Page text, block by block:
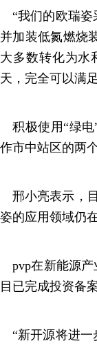
“我们的欧瑞姿
并加装低氮燃烧
大多数转化为水
天，完全可以满
积极使用“绿电
作市中站区的两
邢小亮表示，
姿的应用领域仍
pvp在新能源产
目已完成投资备
“新开源将进一